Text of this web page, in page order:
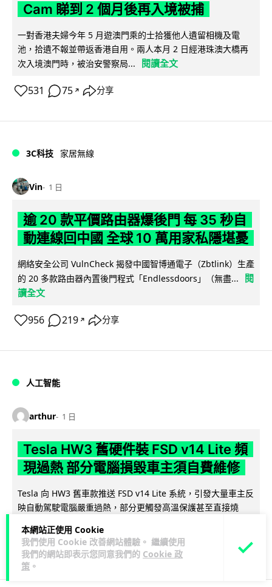
本網站正使用 Cookie
我們使用 Cookie 改善網站體驗。 繼續使用
我們的網站即表示您同意我們的 Cookie 政
策 。
Cam 睇到 2 個月後再入境被捕
一對香港夫婦今年 5 月遊澳門乘的士拾獲他人遺留相機及電
池，拾遺不報並帶返香港自用。兩人本月 2 日經港珠澳大橋再
次入境澳門時，被治安警察局...
閱讀全文
531 75 ↗ 分享
3C科技 家居無線
Vin 1 日
逾 20 款平價路由器爆後門 每 35 秒自
動連線回中國 全球 10 萬用家私隱堪憂
網絡安全公司 VulnCheck 揭發中國智博通電子（Zbtlink）生產
的 20 多款路由器內置後門程式「Endlessdoors」（無盡...
閱
讀全文
956 219 ↗ 分享
人工智能
arthur 1 日
Tesla HW3 舊硬件裝 FSD v14 Lite 頻
現過熱 部分電腦損毀車主須自費維修
Tesla 向 HW3 舊車款推送 FSD v14 Lite 系統，引發大量車主反
映自動駕駛電腦嚴重過熱，部分更觸發高溫保護甚至直接燒
10 1 ↗ 分享